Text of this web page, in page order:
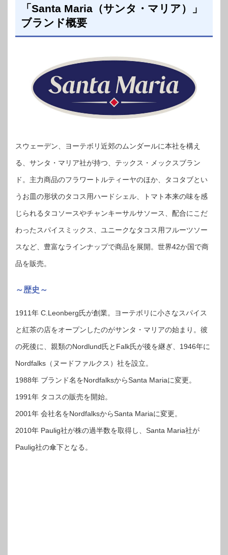
「Santa Maria（サンタ・マリア）」
ブランド概要
スウェーデン、ヨーテボリ近郊のムンダールに本社を構え
る、サンタ・マリア社が持つ、テックス・メックスブラン
ド。主力商品のフラワートルティーヤのほか、タコタブとい
うお皿の形状のタコス用ハードシェル、トマト本来の味を感
じられるタコソースやチャンキーサルサソース、配合にこだ
わったスパイスミックス、ユニークなタコス用フルーツソー
スなど、豊富なラインナップで商品を展開。世界42か国で商
品を販売。
～歴史～
1911年 C.Leonberg氏が創業。ヨーテボリに小さなスパイス
と紅茶の店をオープンしたのがサンタ・マリアの始まり。彼
の死後に、親類のNordlund氏とFalk氏が後を継ぎ、1946年に
Nordfalks（ヌードファルクス）社を設立。
1988年 ブランド名をNordfalksからSanta Mariaに変更。
1991年 タコスの販売を開始。
2001年 会社名をNordfalksからSanta Mariaに変更。
2010年 Paulig社が株の過半数を取得し、Santa Maria社が
Paulig社の傘下となる。